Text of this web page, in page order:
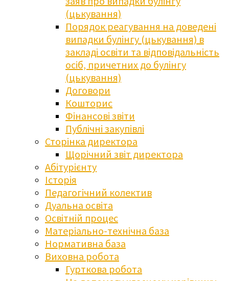
(цькування)
Порядок реагування на доведені
випадки булінгу (цькування) в
закладі освіти та відповідальність
осіб, причетних до булінгу
(цькування)
Договори
Кошторис
Фінансові звіти
Публічні закупівлі
Сторінка директора
Щорічний звіт директора
Абітурієнту
Історія
Педагогічний колектив
Дуальна освіта
Освітній процес
Матеріально-технічна база
Нормативна база
Виховна робота
Гурткова робота